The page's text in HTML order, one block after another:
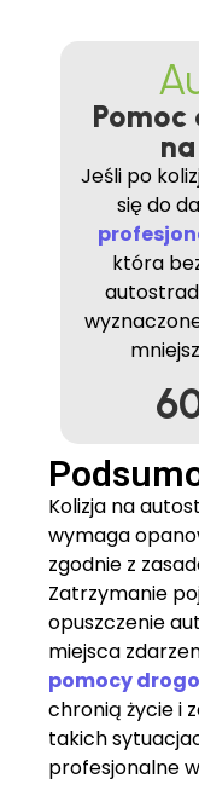
Jeśli po
się do
która
Kolizja na
wymaga
zgodnie z
Zatrzymanie
opuszczenie
miejsca
pomocy
chronią życie i
takich
profesjonalne